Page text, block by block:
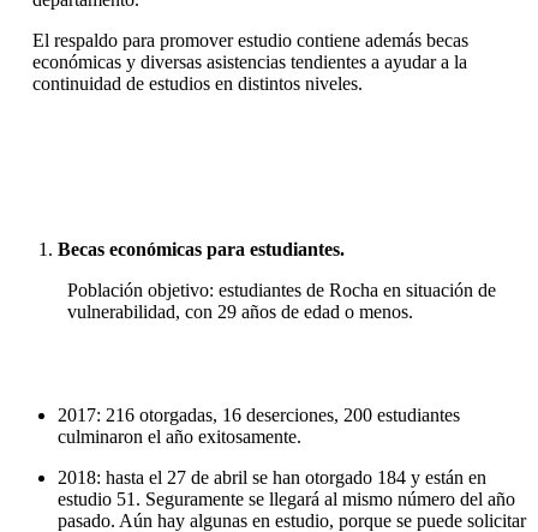
El respaldo para promover estudio contiene además becas
económicas y diversas asistencias tendientes a ayudar a la
continuidad de estudios en distintos niveles.
Becas económicas para estudiantes.
Población objetivo: estudiantes de Rocha en situación de
vulnerabilidad, con 29 años de edad o menos.
2017: 216 otorgadas, 16 deserciones, 200 estudiantes
culminaron el año exitosamente.
2018: hasta el 27 de abril se han otorgado 184 y están en
estudio 51. Seguramente se llegará al mismo número del año
pasado. Aún hay algunas en estudio, porque se puede solicitar